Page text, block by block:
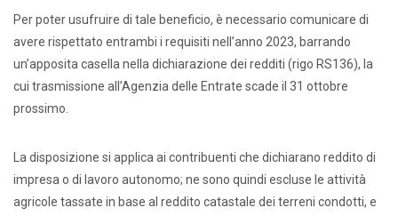
Per poter usufruire di tale beneficio, è necessario comunicare di
avere rispettato entrambi i requisiti nell’anno 2023, barrando
un’apposita casella nella dichiarazione dei redditi (rigo RS136), la
cui trasmissione all’Agenzia delle Entrate scade il 31 ottobre
prossimo.
La disposizione si applica ai contribuenti che dichiarano reddito di
impresa o di lavoro autonomo; ne sono quindi escluse le attività
agricole tassate in base al reddito catastale dei terreni condotti, e